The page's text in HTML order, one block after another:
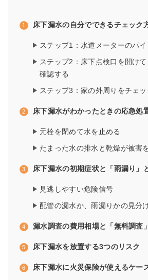
床下漏水の自分でできるチェック
ステップ1：水道メーターのパ
ステップ2：床下点検口を開け
確認する
ステップ3：家の外周りをチェッ
床下漏水がわかったときの応急処
元栓を閉めて水を止める
たまった水の排水と乾燥が被害
床下漏水の初期症状と「雨漏り」
見逃しやすい危険信号
配管の漏水か、雨漏りかの見分
漏水調査の費用相場と「無料調査
床下漏水を放置する3つのリスク
床下漏水に火災保険が使えるケー